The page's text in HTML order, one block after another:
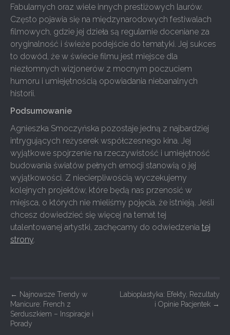
Fabularnych oraz wiele innych prestiżowych laurów.
Często pojawia się na międzynarodowych festiwalach
filmowych, gdzie jej dzieła są regularnie doceniane za
oryginalność i świeże podejście do tematyki. Jej sukces
to dowód, że w świecie filmu jest miejsce dla
niezłomnych wizjonerów z mocnym poczuciem
humoru i umiejętnością opowiadania niebanalnych
historii.
Podsumowanie
Agnieszka Smoczyńska pozostaje jedną z najbardziej
intrygujących reżyserek współczesnego kina. Jej
wyjątkowe spojrzenie na rzeczywistość i umiejętność
budowania światów pełnych emocji stanowią o jej
wyjątkowości. Z niecierpliwością wyczekujemy
kolejnych projektów, które będą nas przenosić w
miejsca, o których nie mieliśmy pojęcia, że istnieją. Jeśli
chcesz dowiedzieć się więcej na temat tej
utalentowanej artystki, zachęcamy do odwiedzenia tej
strony.
P
o
s
← Najnowsze Trendy w
Manicure: French z
Serduszkiem – Inspiracje i
Porady
Labioplastyka: Efekty, Rezultaty
i Opinie Pacjentek →